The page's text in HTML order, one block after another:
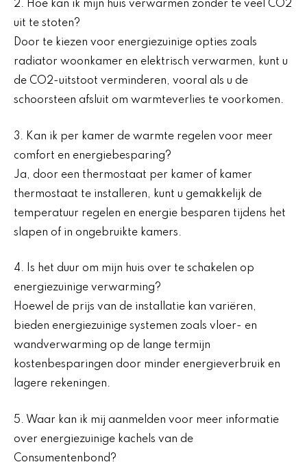
2. Hoe kan ik mijn huis verwarmen zonder te veel CO2
uit te stoten?
Door te kiezen voor energiezuinige opties zoals
radiator woonkamer en elektrisch verwarmen, kunt u
de CO2-uitstoot verminderen, vooral als u de
schoorsteen afsluit om warmteverlies te voorkomen.
3. Kan ik per kamer de warmte regelen voor meer
comfort en energiebesparing?
Ja, door een thermostaat per kamer of kamer
thermostaat te installeren, kunt u gemakkelijk de
temperatuur regelen en energie besparen tijdens het
slapen of in ongebruikte kamers.
4. Is het duur om mijn huis over te schakelen op
energiezuinige verwarming?
Hoewel de prijs van de installatie kan variëren,
bieden energiezuinige systemen zoals vloer- en
wandverwarming op de lange termijn
kostenbesparingen door minder energieverbruik en
lagere rekeningen.
5. Waar kan ik mij aanmelden voor meer informatie
over energiezuinige kachels van de
Consumentenbond?